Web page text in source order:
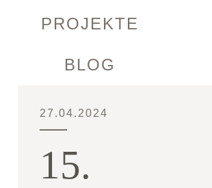
PROJEKTE
BLOG
ÜBER MICH
27.04.2024
15.